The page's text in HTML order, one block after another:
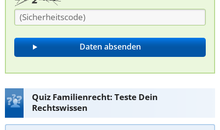
Quiz Familienrecht: Teste Dein
Rechtswissen